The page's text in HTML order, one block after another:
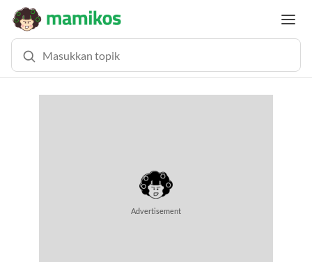
Advertisement